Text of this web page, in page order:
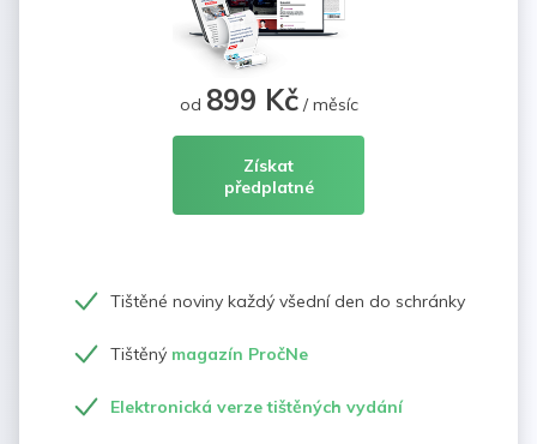
od 899 Kč/ měsíc
Získat
předplatné
Tištěné noviny každý všední den do schránky
Tištěný magazín PročNe
Elektronická verze tištěných vydání